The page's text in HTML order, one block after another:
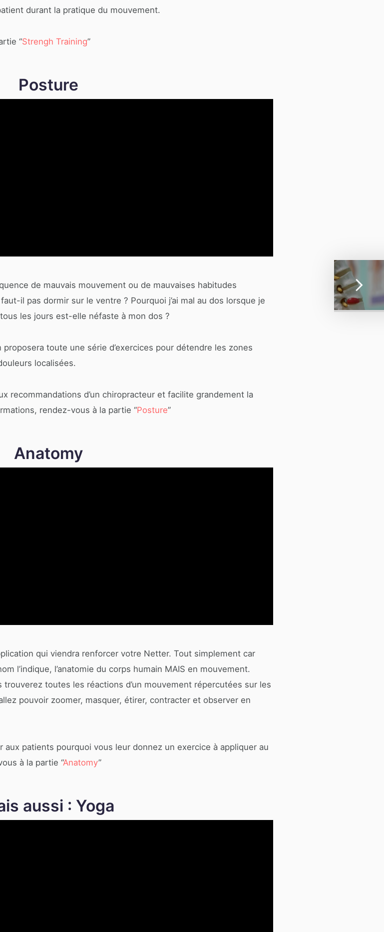
durant la pratique du mouvement.
“Strengh Training”
Posture
de mauvais mouvement ou de mauvaises habitudes
il pas dormir sur le ventre ? Pourquoi j’ai mal au dos lorsque je
les jours est-elle néfaste à mon dos ?
proposera toute une série d’exercices pour détendre les zones
localisées.
recommandations d’un chiropracteur et facilite grandement la
rendez-vous à la partie “Posture”
Anatomy
qui viendra renforcer votre Netter. Tout simplement car
l’indique, l’anatomie du corps humain MAIS en mouvement.
toutes les réactions d’un mouvement répercutées sur les
pouvoir zoomer, masquer, étirer, contracter et observer en
aux patients pourquoi vous leur donnez un exercice à appliquer au
à la partie “Anatomy”
aussi : Yoga